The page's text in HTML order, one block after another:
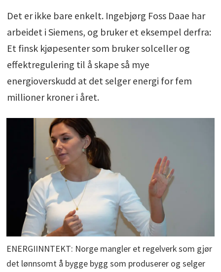
Det er ikke bare enkelt. Ingebjørg Foss Daae har
arbeidet i Siemens, og bruker et eksempel derfra:
Et finsk kjøpesenter som bruker solceller og
effektregulering til å skape så mye
energioverskudd at det selger energi for fem
millioner kroner i året.
ENERGIINNTEKT: Norge mangler et regelverk som gjør
det lønnsomt å bygge bygg som produserer og selger